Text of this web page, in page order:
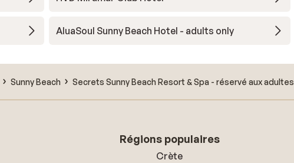
AluaSoul Sunny Beach Hotel - adults only
Sunny Beach Secrets Sunny Beach Resort & Spa - réservé aux adultes
Régions populaires
Crète